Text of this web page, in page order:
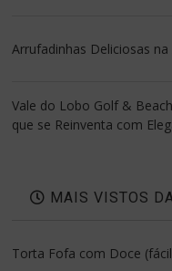
Arrufadinhas Deliciosas na
Vale do Lobo Golf &
que se Reinventa com
MAIS VISTOS
Torta Fofa com Doce